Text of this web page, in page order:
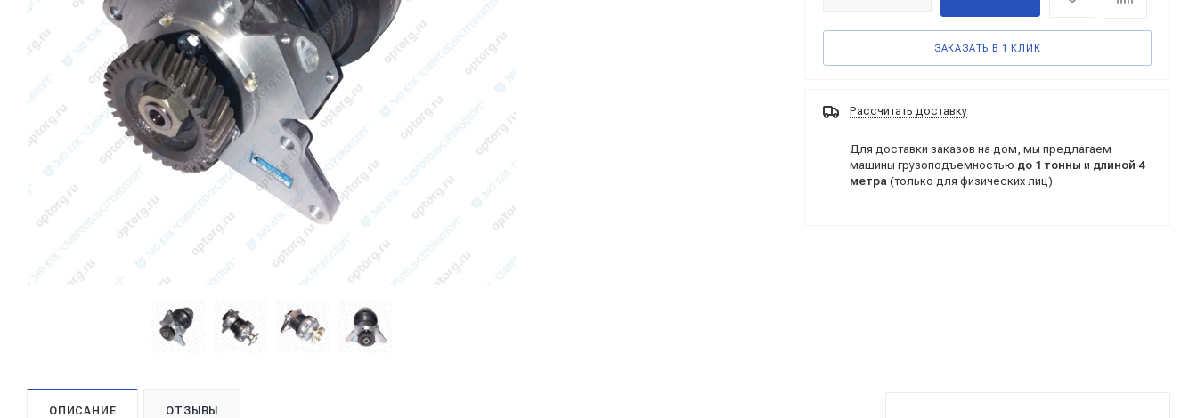
ЗАКАЗАТЬ В 1 КЛИК
Рассчитать доставку
Для доставки заказов на дом, мы предлагаем
машины грузоподъемностью до 1 тонны и длиной 4
метра (только для физических лиц)
ОПИСАНИЕ ОТЗЫВЫ